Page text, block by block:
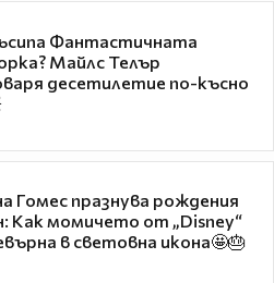
Фантастичната
Майлс Телър
десетилетие по-късно
Гомес празнува рождения
Как момичето от „Disney“
в световна икона🤩🎂